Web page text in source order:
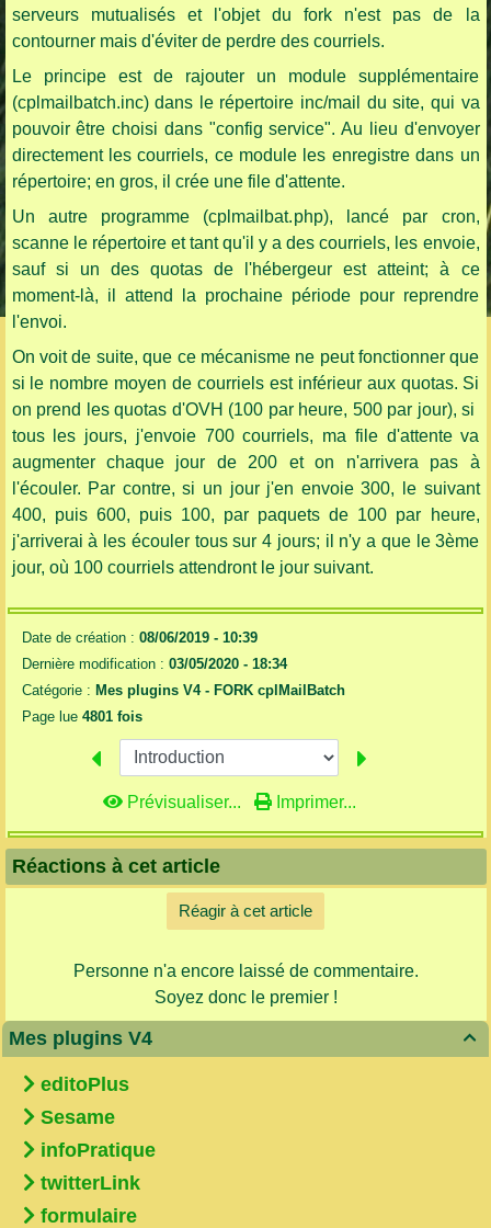

Mes plugins V4
editoPlus
Sesame
infoPratique
twitterLink
formulaire
serveurs mutualisés et l'objet du fork n'est pas de la
contourner mais d'éviter de perdre des courriels.
Le principe est de rajouter un module supplémentaire
(cplmailbatch.inc) dans le répertoire inc/mail du site, qui va
pouvoir être choisi dans "config service". Au lieu d'envoyer
directement les courriels, ce module les enregistre dans un
répertoire; en gros, il crée une file d'attente.
Un autre programme (cplmailbat.php), lancé par cron,
scanne le répertoire et tant qu'il y a des courriels, les envoie,
sauf si un des quotas de l'hébergeur est atteint; à ce
moment-là, il attend la prochaine période pour reprendre
l'envoi.
On voit de suite, que ce mécanisme ne peut fonctionner que
si le nombre moyen de courriels est inférieur aux quotas. Si
on prend les quotas d'OVH (100 par heure, 500 par jour), si
tous les jours, j'envoie 700 courriels, ma file d'attente va
augmenter chaque jour de 200 et on n'arrivera pas à
l'écouler. Par contre, si un jour j'en envoie 300, le suivant
400, puis 600, puis 100, par paquets de 100 par heure,
j'arriverai à les écouler tous sur 4 jours; il n'y a que le 3ème
jour, où 100 courriels attendront le jour suivant.
Date de création : 08/06/2019 - 10:39
Dernière modification : 03/05/2020 - 18:34
Catégorie : Mes plugins V4 - FORK cplMailBatch
Page lue 4801 fois
Prévisualiser... Imprimer...
Réactions à cet article
Réagir à cet article
Personne n'a encore laissé de commentaire.
Soyez donc le premier !